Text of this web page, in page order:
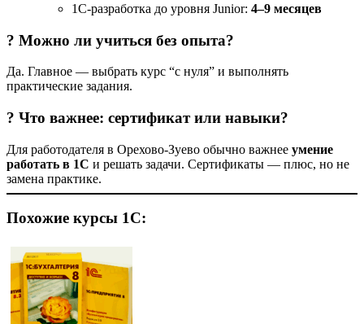
1С-разработка до уровня Junior: 4–9 месяцев
? Можно ли учиться без опыта?
Да. Главное — выбрать курс “с нуля” и выполнять
практические задания.
? Что важнее: сертификат или навыки?
Для работодателя в Орехово-Зуево обычно важнее умение
работать в 1С и решать задачи. Сертификаты — плюс, но не
замена практике.
Похожие курсы 1С: